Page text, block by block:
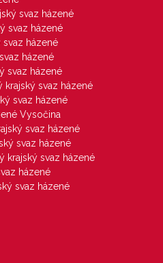
svaz házené
svaz házené
svaz házené
házené
svaz házené
krajský svaz házené
svaz házené
Vysočina
svaz házené
svaz házené
krajský svaz házené
házené
svaz házené